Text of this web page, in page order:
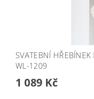
SVATEBNÍ
WL-1209
1 089 Kč